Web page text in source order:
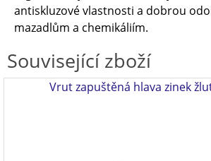
antiskluzové vlastnosti a dobrou
mazadlům a chemikáliím.
Související zboží
Vrut zapuštěná hlava zinek